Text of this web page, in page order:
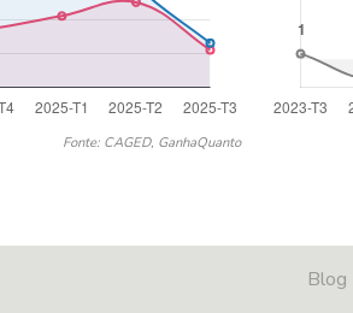
Fonte: CAGED, GanhaQuanto
Blog